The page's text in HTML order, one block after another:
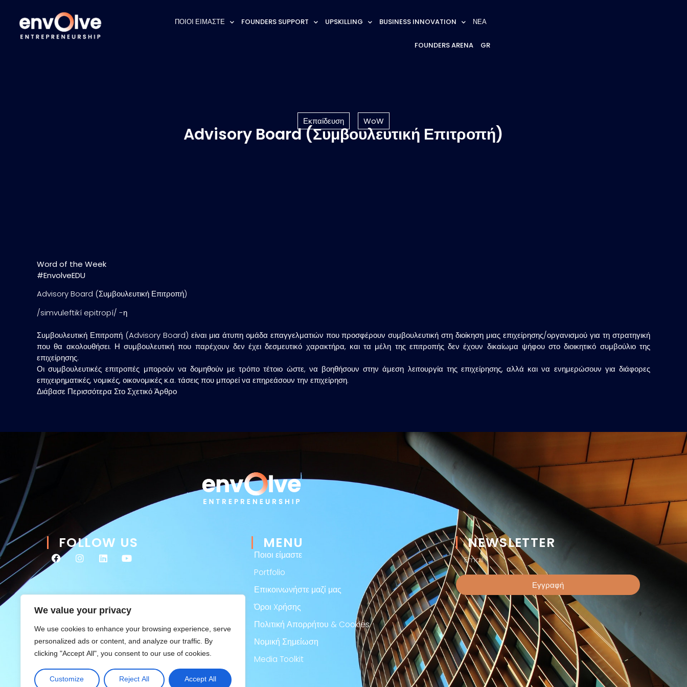
We value your privacy
We use cookies to enhance your browsing experience, serve
personalized ads or content, and analyze our traffic. By
clicking "Accept All", you consent to our use of cookies.
Customize Reject All Accept All
ΠΟΙΟΙ ΕΙΜΑΣΤΕ FOUNDERS SUPPORT UPSKILLING BUSINESS INNOVATION ΝΕΑ
FOUNDERS ARENA GR
Εκπαίδευση WoW
Advisory Board (Συμβουλευτική Επιτροπή)
Word of the Week
#EnvolveEDU
Advisory Board (Συμβουλευτική Επιτροπή)
/simvuleftikí epitropí/ -η
Συμβουλευτική Επιτροπή (Advisory Board) είναι μια άτυπη ομάδα επαγγελματιών που προσφέρουν συμβουλευτική στη διοίκηση μιας επιχείρησης/οργανισμού για τη στρατηγική
που θα ακολουθήσει. Η συμβουλευτική που παρέχουν δεν έχει δεσμευτικό χαρακτήρα, και τα μέλη της επιτροπής δεν έχουν δικαίωμα ψήφου στο διοικητικό συμβούλιο της
επιχείρησης.
Οι συμβουλευτικές επιτροπές μπορούν να δομηθούν με τρόπο τέτοιο ώστε, να βοηθήσουν στην άμεση λειτουργία της επιχείρησης, αλλά και να ενημερώσουν για διάφορες
επιχειρηματικές, νομικές, οικονομικές κ.α. τάσεις που μπορεί να επηρεάσουν την επιχείρηση.
Διάβασε Περισσότερα Στο Σχετικό Άρθρο
FOLLOW US MENU
Ποιοι είμαστε
Portfolio
Επικοινωνήστε μαζί μας
Όροι Xρήσης
Πολιτική Απορρήτου & Cookies
Νομική Σημείωση
Media Toolkit
NEWSLETTER
Εγγραφή